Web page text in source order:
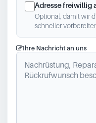
Adresse freiwillig
Optional, damit wir
schneller
Ihre Nachricht an uns